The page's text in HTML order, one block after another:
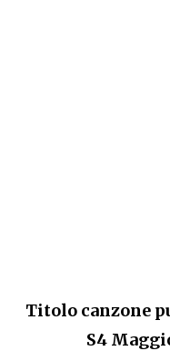
Titolo canzone
S4